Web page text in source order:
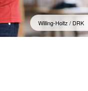
Willing-Holtz / DRK